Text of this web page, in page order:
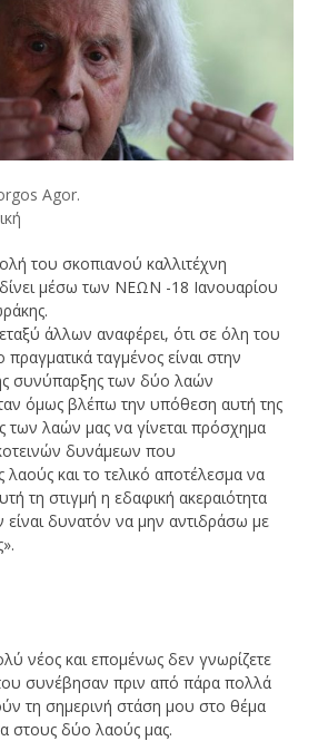
Agor.
του σκοπιανού καλλιτέχνη
μέσω των ΝΕΩΝ -18 Ιανουαρίου
άλλων αναφέρει, ότι σε όλη του
ταγμένος είναι στην
συνύπαρξης των δύο λαών
όμως βλέπω την υπόθεση αυτή της
των λαών μας να γίνεται πρόσχημα
δυνάμεων που
λαούς και το τελικό αποτέλεσμα να
τη στιγμή η εδαφική ακεραιότητα
είναι δυνατόν να μην αντιδράσω με
νέος και επομένως δεν γνωρίζετε
συνέβησαν πριν από πάρα πολλά
τη σημερινή στάση μου στο θέμα
στους δύο λαούς μας.